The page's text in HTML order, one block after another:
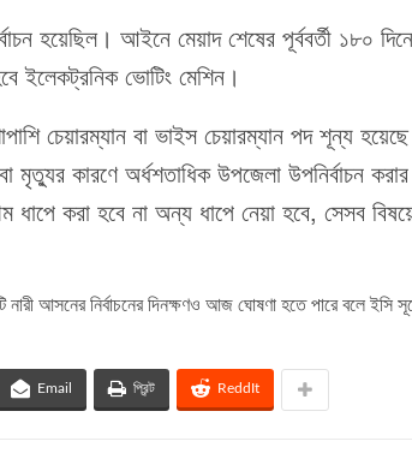
হয়েছিল। আইনে মেয়াদ শেষের পূর্ববর্তী ১৮০
ইলেকট্রনিক ভোটিং মেশিন।
চেয়ারম্যান বা ভাইস চেয়ারম্যান পদ শূন্য
কারণে অর্ধশতাধিক উপজেলা উপনির্বাচন
ধাপে করা হবে না অন্য ধাপে নেয়া হবে, সেসব
আসনের নির্বাচনের দিনক্ষণও আজ ঘোষণা হতে পারে বলে
Email প্রিন্ট ReddIt